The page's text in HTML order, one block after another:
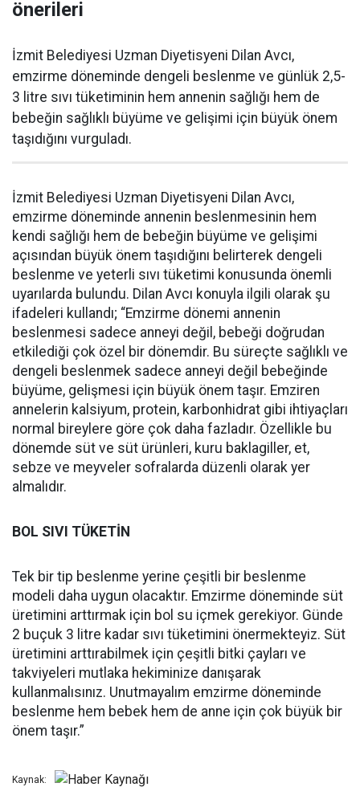
önerileri
İzmit Belediyesi Uzman Diyetisyeni Dilan Avcı,
emzirme döneminde dengeli beslenme ve günlük 2,5-
3 litre sıvı tüketiminin hem annenin sağlığı hem de
bebeğin sağlıklı büyüme ve gelişimi için büyük önem
taşıdığını vurguladı.
İzmit Belediyesi Uzman Diyetisyeni Dilan Avcı,
emzirme döneminde annenin beslenmesinin hem
kendi sağlığı hem de bebeğin büyüme ve gelişimi
açısından büyük önem taşıdığını belirterek dengeli
beslenme ve yeterli sıvı tüketimi konusunda önemli
uyarılarda bulundu. Dilan Avcı konuyla ilgili olarak şu
ifadeleri kullandı; “Emzirme dönemi annenin
beslenmesi sadece anneyi değil, bebeği doğrudan
etkilediği çok özel bir dönemdir. Bu süreçte sağlıklı ve
dengeli beslenmek sadece anneyi değil bebeğinde
büyüme, gelişmesi için büyük önem taşır. Emziren
annelerin kalsiyum, protein, karbonhidrat gibi ihtiyaçları
normal bireylere göre çok daha fazladır. Özellikle bu
dönemde süt ve süt ürünleri, kuru baklagiller, et,
sebze ve meyveler sofralarda düzenli olarak yer
almalıdır.
BOL SIVI TÜKETİN
Tek bir tip beslenme yerine çeşitli bir beslenme
modeli daha uygun olacaktır. Emzirme döneminde süt
üretimini arttırmak için bol su içmek gerekiyor. Günde
2 buçuk 3 litre kadar sıvı tüketimini önermekteyiz. Süt
üretimini arttırabilmek için çeşitli bitki çayları ve
takviyeleri mutlaka hekiminize danışarak
kullanmalısınız. Unutmayalım emzirme döneminde
beslenme hem bebek hem de anne için çok büyük bir
önem taşır.”
Kaynak: